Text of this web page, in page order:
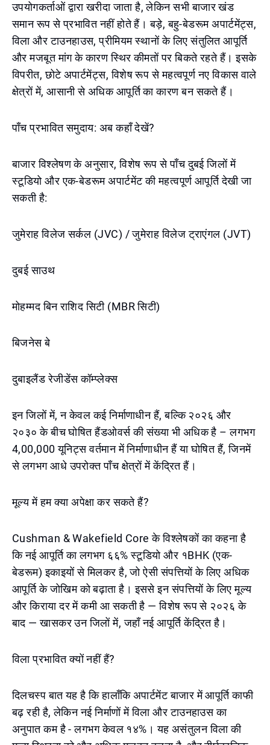
उपयोगकर्ताओं द्वारा खरीदा जाता है, लेकिन सभी बाजार खंड
समान रूप से प्रभावित नहीं होते हैं। बड़े, बहु-बेडरूम अपार्टमेंट्स,
विला और टाउनहाउस, प्रीमियम स्थानों के लिए संतुलित आपूर्ति
और मजबूत मांग के कारण स्थिर कीमतों पर बिकते रहते हैं। इसके
विपरीत, छोटे अपार्टमेंट्स, विशेष रूप से महत्वपूर्ण नए विकास वाले
क्षेत्रों में, आसानी से अधिक आपूर्ति का कारण बन सकते हैं।
पाँच प्रभावित समुदाय: अब कहाँ देखें?
बाजार विश्लेषण के अनुसार, विशेष रूप से पाँच दुबई जिलों में
स्टूडियो और एक-बेडरूम अपार्टमेंट की महत्वपूर्ण आपूर्ति देखी जा
सकती है:
जुमेराह विलेज सर्कल (JVC) / जुमेराह विलेज ट्राएंगल (JVT)
दुबई साउथ
मोहम्मद बिन राशिद सिटी (MBR सिटी)
बिजनेस बे
दुबाइलैंड रेजीडेंस कॉम्प्लेक्स
इन जिलों में, न केवल कई निर्माणाधीन हैं, बल्कि २०२६ और
२०३० के बीच घोषित हैंडओवर्स की संख्या भी अधिक है – लगभग
4,00,000 यूनिट्स वर्तमान में निर्माणाधीन हैं या घोषित हैं, जिनमें
से लगभग आधे उपरोक्त पाँच क्षेत्रों में केंद्रित हैं।
मूल्य में हम क्या अपेक्षा कर सकते हैं?
Cushman & Wakefield Core के विश्लेषकों का कहना है
कि नई आपूर्ति का लगभग ६६% स्टूडियो और १BHK (एक-
बेडरूम) इकाइयों से मिलकर है, जो ऐसी संपत्तियों के लिए अधिक
आपूर्ति के जोखिम को बढ़ाता है। इससे इन संपत्तियों के लिए मूल्य
और किराया दर में कमी आ सकती है — विशेष रूप से २०२६ के
बाद — खासकर उन जिलों में, जहाँ नई आपूर्ति केंद्रित है।
विला प्रभावित क्यों नहीं हैं?
दिलचस्प बात यह है कि हालाँकि अपार्टमेंट बाजार में आपूर्ति काफी
बढ़ रही है, लेकिन नई निर्माणों में विला और टाउनहाउस का
अनुपात कम है - लगभग केवल १४%। यह असंतुलन विला की